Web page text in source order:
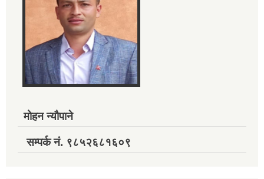
मोहन न्यौपाने
सम्पर्क नं. ९८५२६८१६०९